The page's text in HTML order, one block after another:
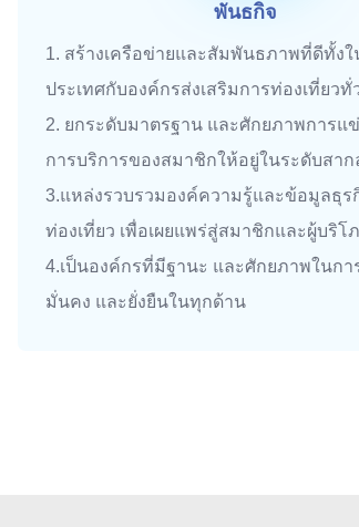
พันธกิจ
1. สร้างเครือข่ายและสัมพันธภาพที่ดีทั้งใ
ประเทศกับองค์กรส่งเสริมการท่องเที่ยวทั่
2. ยกระดับมาตรฐาน และศักยภาพการแ
การบริการของสมาชิกให้อยู่ในระดับสาก
3.แหล่งรวบรวมองค์ความรู้และข้อมูลธุร
ท่องเที่ยว เพื่อเผยแพร่สู่สมาชิกและผู้บริโ
4.เป็นองค์กรที่มีฐานะ และศักยภาพในกา
มั่นคง และยั่งยืนในทุกด้าน